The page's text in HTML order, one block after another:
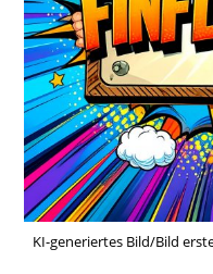
KI-generiertes Bild/Bild